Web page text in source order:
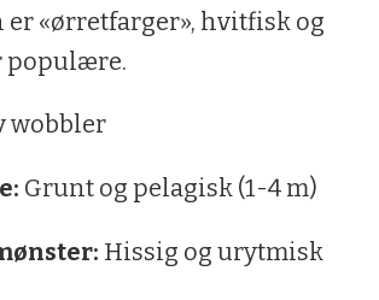
«ørretfarger», hvitfisk og
populære.
wobbler
Grunt og pelagisk (1-4 m)
Hissig og urytmisk